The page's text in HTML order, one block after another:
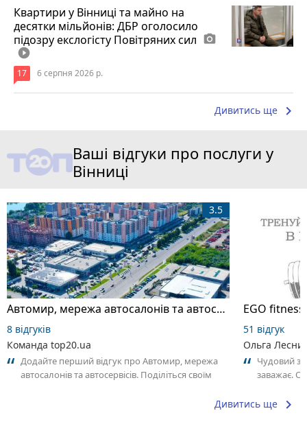
Квартири у Вінниці та майно на
десятки мільйонів: ДБР оголосило
підозру екслогісту Повітряних сил photo_camera
play_circle_filled
17 6 серпня 2026 р.
Дивитись ще keyboard_arrow_right
Ваші відгуки про послуги у
Вінниці
Автомир, мережа автосалонів та автосервісів
3.5
8 відгуків
Команда top20.ua
Додайте перший відгук про Автомир, мережа
автосалонів та автосервісів. Поділіться своїм
EGO
51 відгук
Ольга
Чудовий
заважає.
Дивитись ще keyboard_arrow_right